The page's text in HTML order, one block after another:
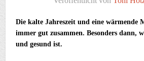
Die kalte Jahreszeit und eine wärmende
immer gut zusammen. Besonders dann,
und gesund ist.